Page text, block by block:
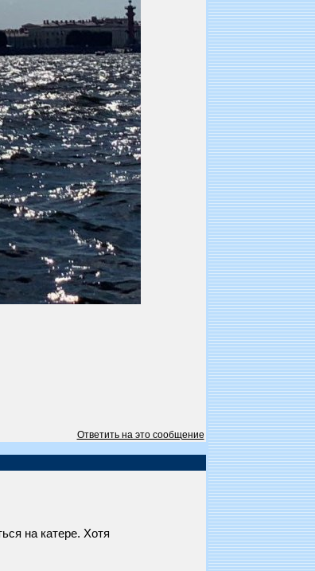
Ответить на это сообщение
на катере. Хотя